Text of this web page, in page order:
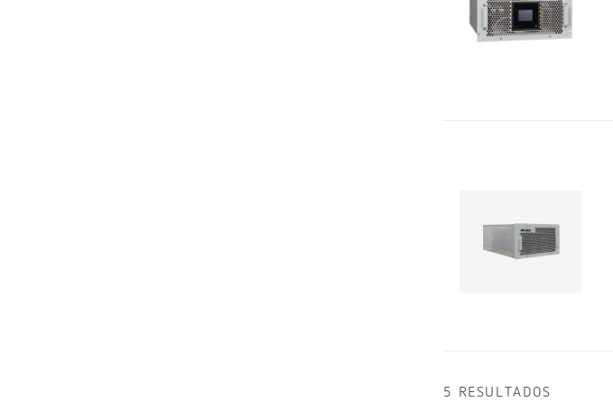
5 RESULTADOS